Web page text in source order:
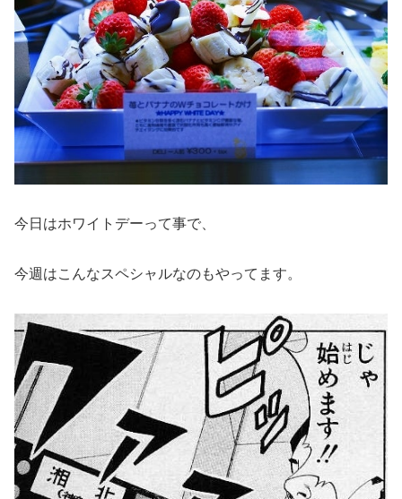
今日はホワイトデーって事で、
今週はこんなスペシャルなのもやってます。